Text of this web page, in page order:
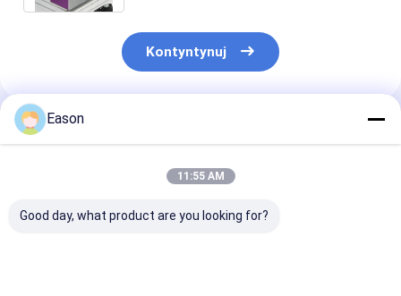
Kontyntynuj
Polecane Produkty
Eason
11:55 AM
Good day, what product are you looking for?